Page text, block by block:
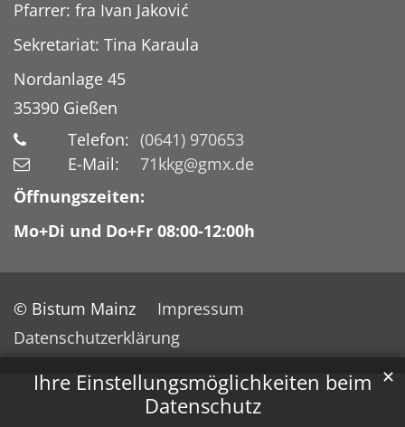
Ihre Einstellungsmöglichkeiten beim
Datenschutz
✕
Pfarrer: fra Ivan Jaković
Sekretariat: Tina Karaula
Nordanlage 45
35390 Gießen
Telefon: (0641) 970653
E-Mail:
71kkg@gmx.de
Öffnungszeiten:
Mo+Di und Do+Fr 08:00-12:00h
© Bistum Mainz
Impressum
Datenschutzerklärung